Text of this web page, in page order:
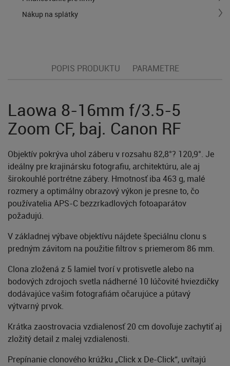
Nákup na splátky
POPIS PRODUKTU PARAMETRE
Laowa 8-16mm f/3.5-5
Zoom CF, baj. Canon RF
Objektív pokrýva uhol záberu v rozsahu 82,8°? 120,9°. Je
ideálny pre krajinársku fotografiu, architektúru, ale aj
širokouhlé portrétne zábery. Hmotnosť iba 463 g, malé
rozmery a optimálny obrazový výkon je presne to, čo
používatelia APS-C bezzrkadlových fotoaparátov
požadujú.
V základnej výbave objektívu nájdete špeciálnu clonu s
predným závitom na použitie filtrov s priemerom 86 mm.
Clona zložená z 5 lamiel tvorí v protisvetle alebo na
bodových zdrojoch svetla nádherné 10 lúčovité hviezdičky
dodávajúce vašim fotografiám očarujúce a pútavý
výtvarný prvok.
Krátka zaostrovacia vzdialenosť 20 cm dovoľuje zachytiť aj
zložitý detail z malej vzdialenosti.
Prepínanie clonového krúžku „Click x De-Click“, uvítajú